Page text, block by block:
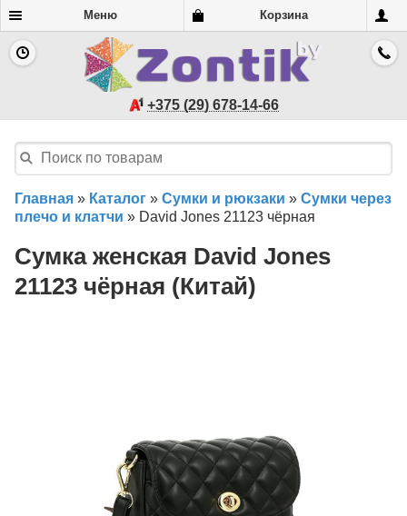
Меню Корзина
+375 (29) 678-14-66
Главная » Каталог » Сумки и рюкзаки » Сумки через
плечо и клатчи » David Jones 21123 чёрная
Сумка женская David Jones
21123 чёрная (Китай)